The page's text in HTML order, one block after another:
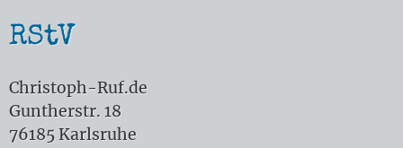
RStV
Christoph-Ruf.de
Guntherstr. 18
76185 Karlsruhe